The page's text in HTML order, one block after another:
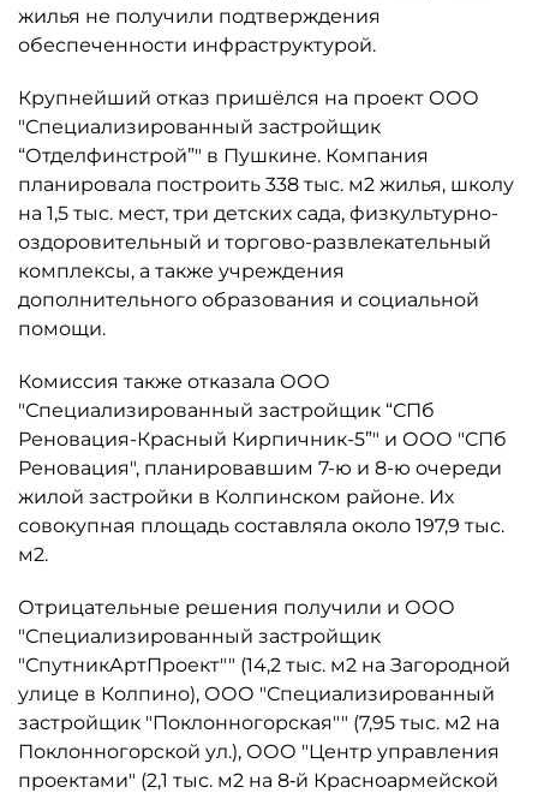
жилья не получили подтверждения
обеспеченности инфраструктурой.
Крупнейший отказ пришёлся на проект ООО
"Специализированный застройщик
“Отделфинстрой”" в Пушкине. Компания
планировала построить 338 тыс. м2 жилья, школу
на 1,5 тыс. мест, три детских сада, физкультурно-
оздоровительный и торгово-развлекательный
комплексы, а также учреждения
дополнительного образования и социальной
помощи.
Комиссия также отказала ООО
"Специализированный застройщик “СПб
Реновация-Красный Кирпичник-5”" и ООО "СПб
Реновация", планировавшим 7-ю и 8-ю очереди
жилой застройки в Колпинском районе. Их
совокупная площадь составляла около 197,9 тыс.
м2.
Отрицательные решения получили и ООО
"Специализированный застройщик
"СпутникАртПроект"" (14,2 тыс. м2 на Загородной
улице в Колпино), ООО "Специализированный
застройщик "Поклонногорская"" (7,95 тыс. м2 на
Поклонногорской ул.), ООО "Центр управления
проектами" (2,1 тыс. м2 на 8‑й Красноармейской